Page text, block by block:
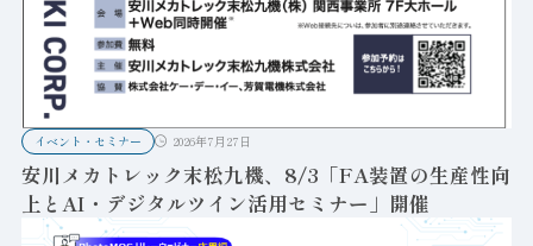
イベント・セミナー 2026年7月27日
安川メカトレック末松九機、8/3「FA装置の生産性向
上とAI・デジタルツイン活用セミナー」開催